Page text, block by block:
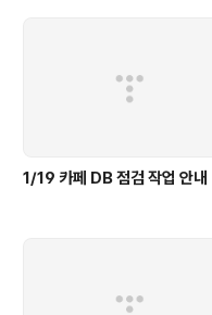
1/19 카페 DB 점검 작업 안내